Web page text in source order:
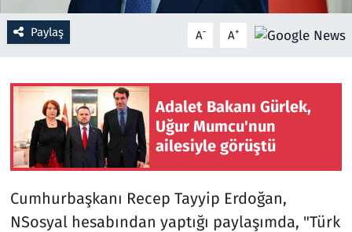
Paylaş A- A+
Adalet Bakanı Gürlek,
Uğur Mumcu'nun
ailesiyle görüştü
Cumhurbaşkanı Recep Tayyip Erdoğan,
NSosyal hesabından yaptığı paylaşımda, "Türk
Savunma Sanayi
Spor
Teknoloji ve Bilim